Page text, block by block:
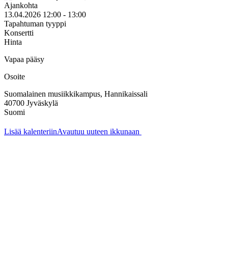
Ajankohta
13.04.2026 12:00 - 13:00
Tapahtuman tyyppi
Konsertti
Hinta
Vapaa pääsy
Osoite
Suomalainen musiikkikampus, Hannikaissali
40700 Jyväskylä
Suomi
Lisää kalenteriinAvautuu uuteen ikkunaan